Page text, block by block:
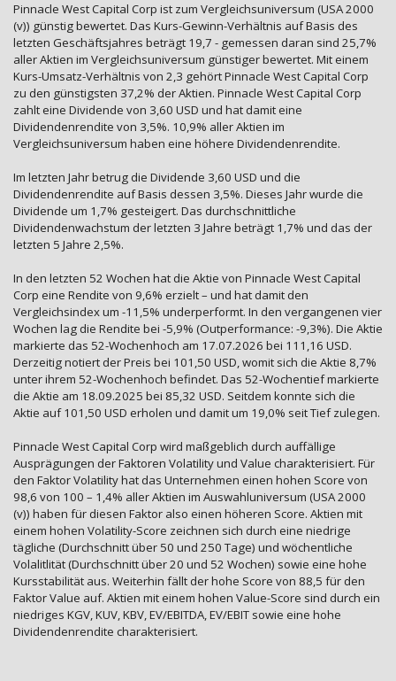
Pinnacle West Capital Corp ist zum Vergleichsuniversum (USA 2000
(v)) günstig bewertet. Das Kurs-Gewinn-Verhältnis auf Basis des
letzten Geschäftsjahres beträgt 19,7 - gemessen daran sind 25,7%
aller Aktien im Vergleichsuniversum günstiger bewertet. Mit einem
Kurs-Umsatz-Verhältnis von 2,3 gehört Pinnacle West Capital Corp
zu den günstigsten 37,2% der Aktien. Pinnacle West Capital Corp
zahlt eine Dividende von 3,60 USD und hat damit eine
Dividendenrendite von 3,5%. 10,9% aller Aktien im
Vergleichsuniversum haben eine höhere Dividendenrendite.
Im letzten Jahr betrug die Dividende 3,60 USD und die
Dividendenrendite auf Basis dessen 3,5%. Dieses Jahr wurde die
Dividende um 1,7% gesteigert. Das durchschnittliche
Dividendenwachstum der letzten 3 Jahre beträgt 1,7% und das der
letzten 5 Jahre 2,5%.
In den letzten 52 Wochen hat die Aktie von Pinnacle West Capital
Corp eine Rendite von 9,6% erzielt – und hat damit den
Vergleichsindex um -11,5% underperformt. In den vergangenen vier
Wochen lag die Rendite bei -5,9% (Outperformance: -9,3%). Die Aktie
markierte das 52-Wochenhoch am 17.07.2026 bei 111,16 USD.
Derzeitig notiert der Preis bei 101,50 USD, womit sich die Aktie 8,7%
unter ihrem 52-Wochenhoch befindet. Das 52-Wochentief markierte
die Aktie am 18.09.2025 bei 85,32 USD. Seitdem konnte sich die
Aktie auf 101,50 USD erholen und damit um 19,0% seit Tief zulegen.
Pinnacle West Capital Corp wird maßgeblich durch auffällige
Ausprägungen der Faktoren Volatility und Value charakterisiert. Für
den Faktor Volatility hat das Unternehmen einen hohen Score von
98,6 von 100 – 1,4% aller Aktien im Auswahluniversum (USA 2000
(v)) haben für diesen Faktor also einen höheren Score. Aktien mit
einem hohen Volatility-Score zeichnen sich durch eine niedrige
tägliche (Durchschnitt über 50 und 250 Tage) und wöchentliche
Volalitlität (Durchschnitt über 20 und 52 Wochen) sowie eine hohe
Kursstabilität aus. Weiterhin fällt der hohe Score von 88,5 für den
Faktor Value auf. Aktien mit einem hohen Value-Score sind durch ein
niedriges KGV, KUV, KBV, EV/EBITDA, EV/EBIT sowie eine hohe
Dividendenrendite charakterisiert.